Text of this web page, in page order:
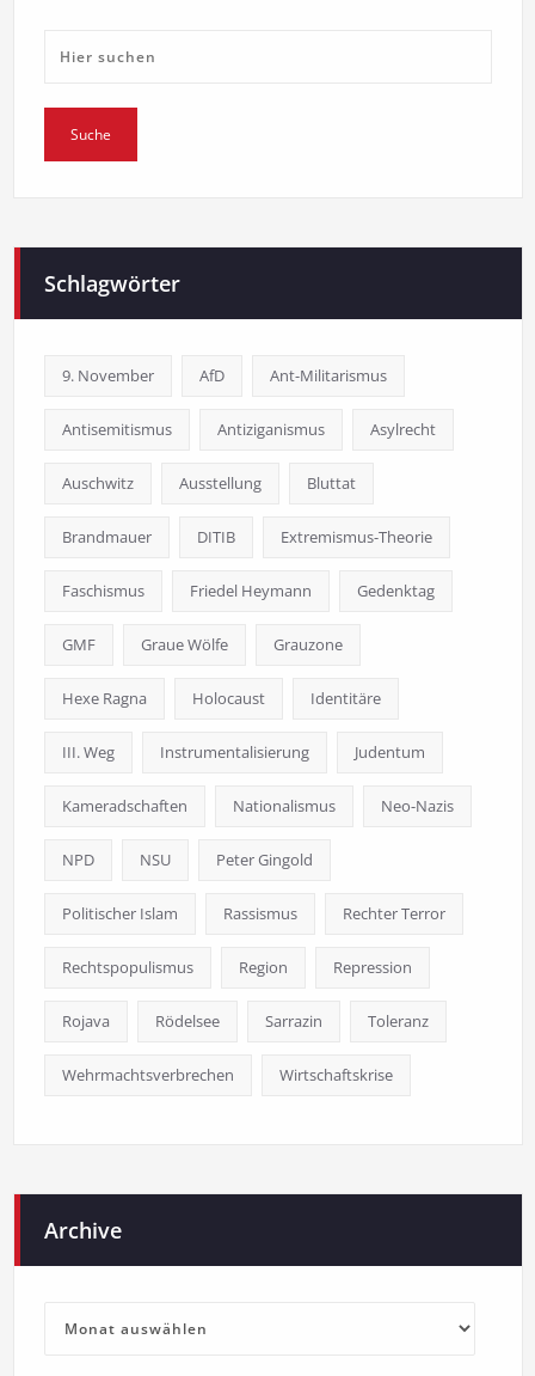
Schlagwörter
9. November AfD Ant-Militarismus
Antisemitismus Antiziganismus Asylrecht
Auschwitz Ausstellung Bluttat
Brandmauer DITIB Extremismus-Theorie
Faschismus Friedel Heymann Gedenktag
GMF Graue Wölfe Grauzone
Hexe Ragna Holocaust Identitäre
III. Weg Instrumentalisierung Judentum
Kameradschaften Nationalismus Neo-Nazis
NPD NSU Peter Gingold
Politischer Islam Rassismus Rechter Terror
Rechtspopulismus Region Repression
Rojava Rödelsee Sarrazin Toleranz
Wehrmachtsverbrechen Wirtschaftskrise
Archive